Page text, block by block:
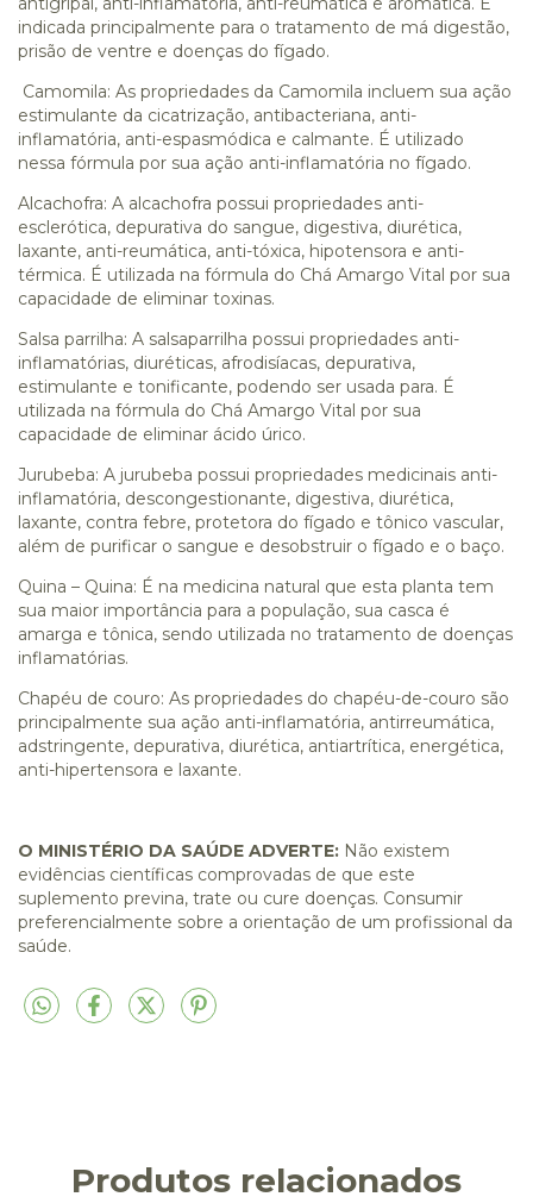
indicada principalmente para o tratamento de má digestão,
prisão de ventre e doenças do fígado.
Camomila: As propriedades da Camomila incluem sua ação
estimulante da cicatrização, antibacteriana, anti-
inflamatória, anti-espasmódica e calmante. É utilizado
nessa fórmula por sua ação anti-inflamatória no fígado.
Alcachofra: A alcachofra possui propriedades anti-
esclerótica, depurativa do sangue, digestiva, diurética,
laxante, anti-reumática, anti-tóxica, hipotensora e anti-
térmica. É utilizada na fórmula do Chá Amargo Vital por sua
capacidade de eliminar toxinas.
Salsa parrilha: A salsaparrilha possui propriedades anti-
inflamatórias, diuréticas, afrodisíacas, depurativa,
estimulante e tonificante, podendo ser usada para. É
utilizada na fórmula do Chá Amargo Vital por sua
capacidade de eliminar ácido úrico.
Jurubeba: A jurubeba possui propriedades medicinais anti-
inflamatória, descongestionante, digestiva, diurética,
laxante, contra febre, protetora do fígado e tônico vascular,
além de purificar o sangue e desobstruir o fígado e o baço.
Quina – Quina: É na medicina natural que esta planta tem
sua maior importância para a população, sua casca é
amarga e tônica, sendo utilizada no tratamento de doenças
inflamatórias.
Chapéu de couro: As propriedades do chapéu-de-couro são
principalmente sua ação anti-inflamatória, antirreumática,
adstringente, depurativa, diurética, antiartrítica, energética,
anti-hipertensora e laxante.
O MINISTÉRIO DA SAÚDE ADVERTE: Não existem
evidências científicas comprovadas de que este
suplemento previna, trate ou cure doenças. Consumir
preferencialmente sobre a orientação de um profissional da
saúde.
Produtos relacionados